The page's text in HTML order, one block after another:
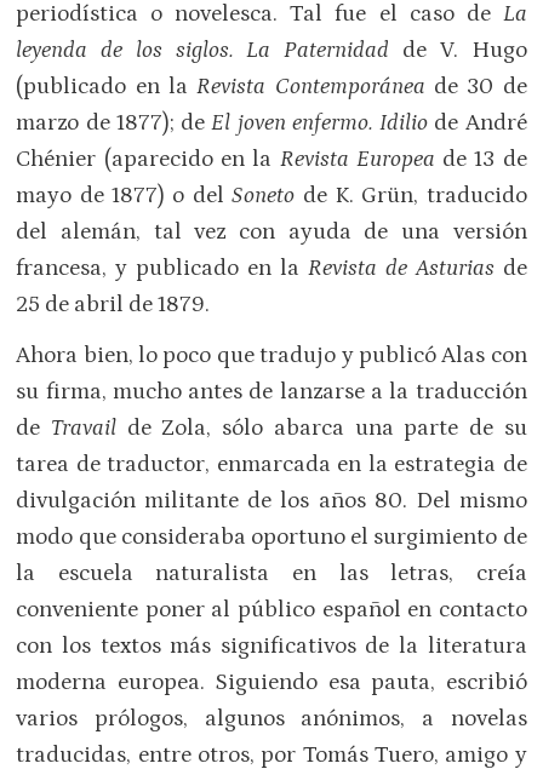
periodística o novelesca. Tal fue el caso de La
leyenda de los siglos. La Paternidad de V. Hugo
(publicado en laRevista Contemporánea de 30 de
marzo de 1877); deEl joven enfermo. Idilio de André
Chénier (aparecido en la Revista Europea de 13 de
mayo de 1877) o delSoneto de K. Grün, traducido
del alemán, tal vez con ayuda de una versión
francesa, y publicado en la Revista de Asturias de
25 de abril de 1879.
Ahora bien, lo poco que tradujo y publicó Alas con
su firma, mucho antes de lanzarse a la traducción
de Travail de Zola, sólo abarca una parte de su
tarea de traductor, enmarcada en la estrategia de
divulgación militante de los años 80. Del mismo
modo que consideraba oportuno el surgimiento de
la escuela naturalista en las letras, creía
conveniente poner al público español en contacto
con los textos más significativos de la literatura
moderna europea. Siguiendo esa pauta, escribió
varios prólogos, algunos anónimos, a novelas
traducidas, entre otros, por Tomás Tuero, amigo y